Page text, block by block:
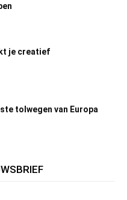
je creatief
tolwegen van Europa